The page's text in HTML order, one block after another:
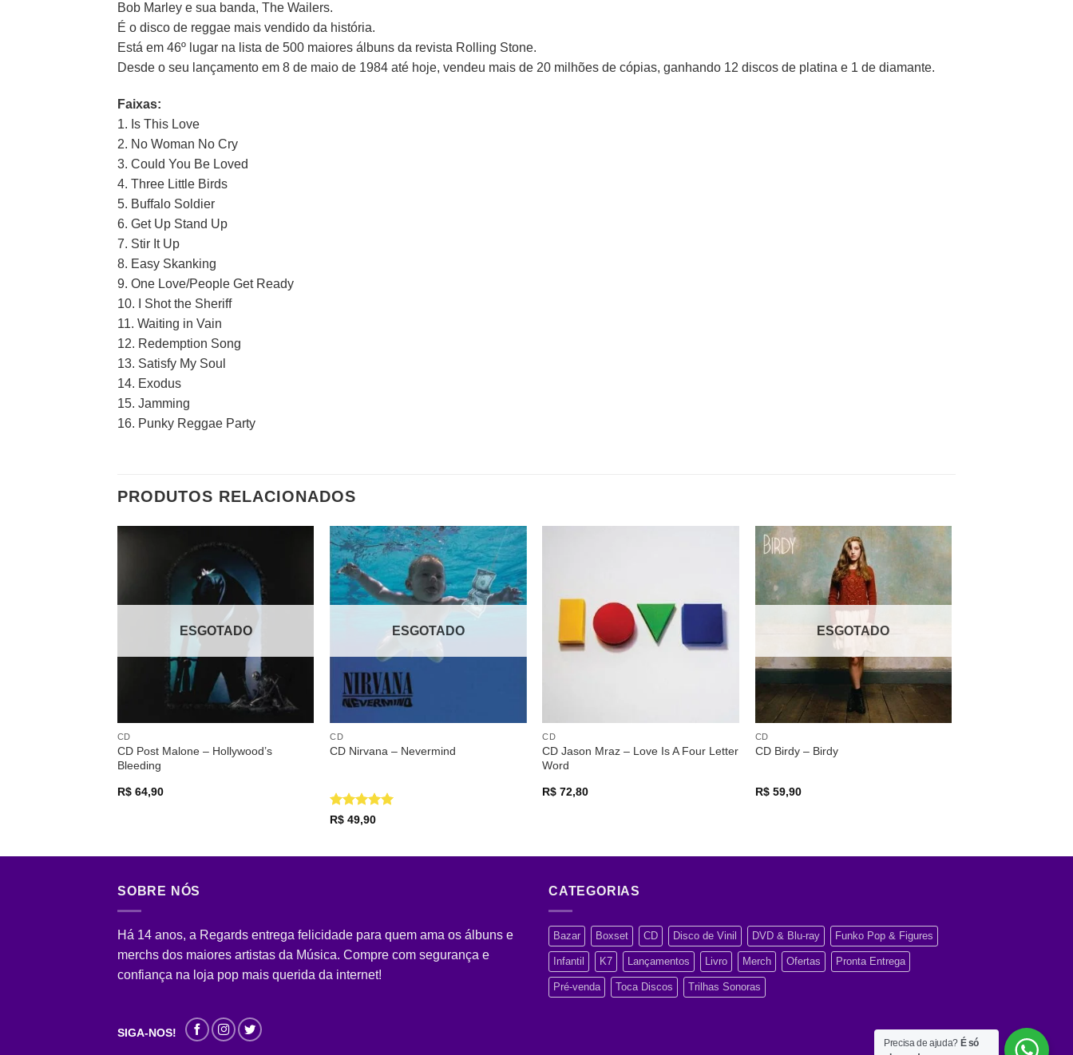
Bob Marley e sua banda, The Wailers.
É o disco de reggae mais vendido da história.
Está em 46º lugar na lista de 500 maiores álbuns da revista Rolling Stone.
Desde o seu lançamento em 8 de maio de 1984 até hoje, vendeu mais de 20 milhões de cópias, ganhando 12 discos de platina e 1 de diamante.
Faixas:
1. Is This Love
2. No Woman No Cry
3. Could You Be Loved
4. Three Little Birds
5. Buffalo Soldier
6. Get Up Stand Up
7. Stir It Up
8. Easy Skanking
9. One Love/People Get Ready
10. I Shot the Sheriff
11. Waiting in Vain
12. Redemption Song
13. Satisfy My Soul
14. Exodus
15. Jamming
16. Punky Reggae Party
PRODUTOS RELACIONADOS
Adicionar
ESGOTADO
CD
CD Post Malone – Hollywood’s
Bleeding
R$64,90
Adicionar
a lista de
desejos
ESGOTADO
CD
CD Nirvana – Nevermind
Avaliação
R$ 49,90
CD
CD Jason Mraz – Love Is A Four Letter
Word
R$ 72,80
ESGOTADO
CD
CD Birdy – Birdy
R$59,90
SOBRE NÓS
Há 14 anos, a Regards entrega felicidade para quem ama os álbuns e
merchs dos maiores artistas da Música. Compre com segurança e
confiança na loja pop mais querida da internet!
SIGA-NOS!
CATEGORIAS
Bazar Boxset CD Disco de Vinil DVD & Blu-ray Funko Pop & Figures
Infantil K7 Lançamentos Livro Merch Ofertas Pronta Entrega
Pré-venda Toca Discos Trilhas Sonoras
Precisa de ajuda? É só